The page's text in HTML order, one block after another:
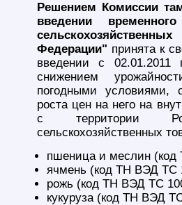
Решением Комиссии
введении
Федерации" принята к
введении с 02.01.2011
снижением
погодными
роста цен на него на
с территории
сельскохозяйственных
пшеница и меслин
ячмень (код ТН ВЭД ТС
рожь (код ТН ВЭД ТС
кукуруза (код ТН ВЭД